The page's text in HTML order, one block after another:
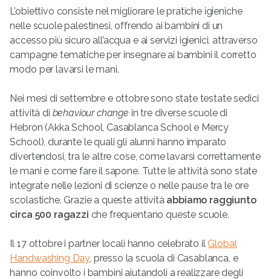
L’obiettivo consiste nel migliorare le pratiche igieniche
nelle scuole palestinesi, offrendo ai bambini di un
accesso più sicuro all’acqua e ai servizi igienici, attraverso
campagne tematiche per insegnare ai bambini il corretto
modo per lavarsi le mani.
Nei mesi di settembre e ottobre sono state testate sedici
attività di behaviour change in tre diverse scuole di
Hebron (Akka School, Casablanca School e Mercy
School), durante le quali gli alunni hanno imparato
divertendosi, tra le altre cose, come lavarsi correttamente
le mani e come fare il sapone. Tutte le attività sono state
integrate nelle lezioni di scienze o nelle pause tra le ore
scolastiche. Grazie a queste attività abbiamo raggiunto
circa 500 ragazzi che frequentano queste scuole.
Il 17 ottobre i partner locali hanno celebrato il Global
Handwashing Day, presso la scuola di Casablanca, e
hanno coinvolto i bambini aiutandoli a realizzare degli